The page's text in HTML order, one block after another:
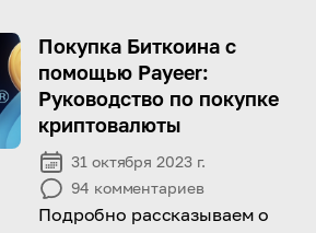
Покупка Биткоина с
помощью Payeer:
Руководство по покупке
криптовалюты
31 октября 2023 г.
94 комментариев
Подробно рассказываем о